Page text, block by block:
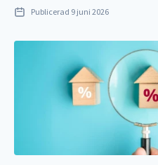
Publicerad 9 juni 2026